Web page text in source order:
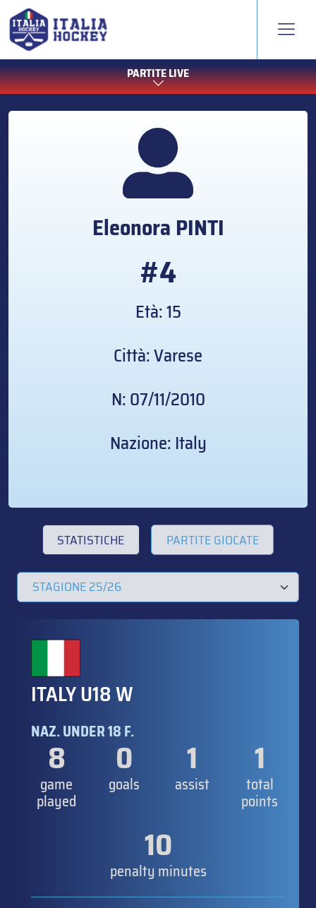
PARTITE LIVE
Eleonora PINTI
#4
Età: 15
Città: Varese
N: 07/11/2010
Nazione: Italy
STATISTICHE PARTITE GIOCATE
ITALY U18 W
NAZ. UNDER 18 F.
8
game
played
0
goals
1
assist
1
total
points
10
penalty minutes